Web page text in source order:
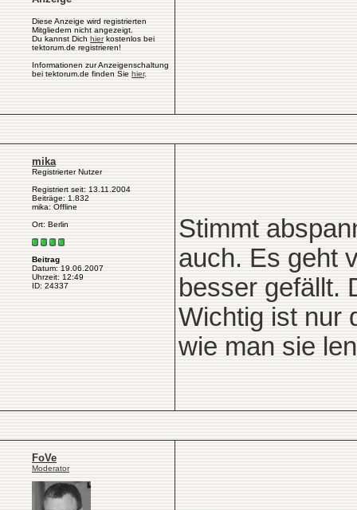
Diese Anzeige wird registrierten
Mitgliedern nicht angezeigt.
Du kannst Dich hierkostenlos bei
tektorum.de registrieren!
Informationen zur Anzeigenschaltung
bei tektorum.de finden Sie hier.
mika
Registrierter Nutzer
Registriert seit: 13.11.2004
Beiträge: 1.832
mika: Offline
Ort: Berlin
Beitrag
Datum: 19.06.2007
Uhrzeit: 12:49
ID: 24337
Stimmt
auch. Es geht
besser gefällt.
Wichtig ist nur
wie man sie
FoVe
Moderator